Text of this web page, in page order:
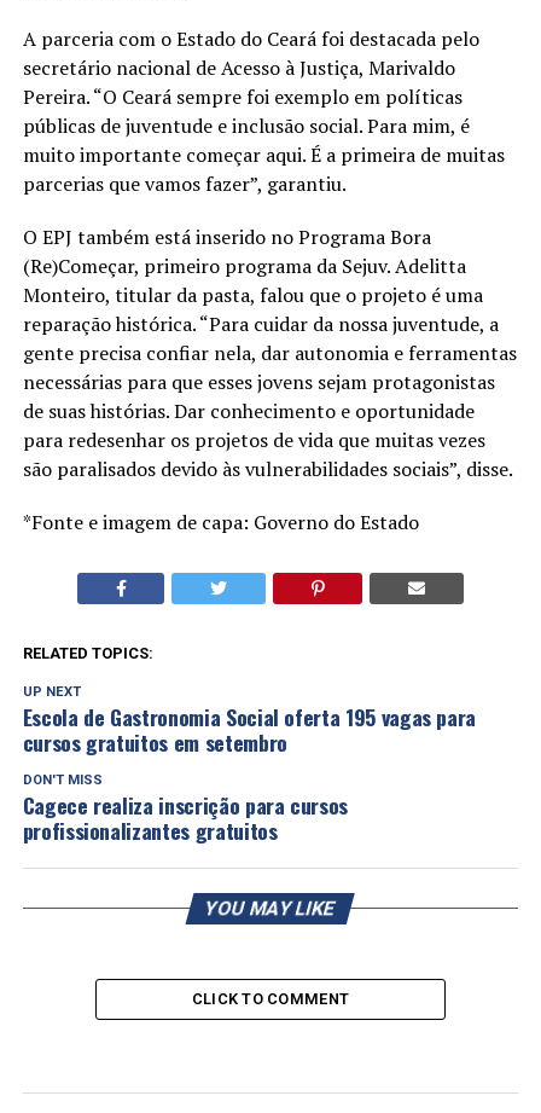
A parceria com o Estado do Ceará foi destacada pelo
secretário nacional de Acesso à Justiça, Marivaldo
Pereira. “O Ceará sempre foi exemplo em políticas
públicas de juventude e inclusão social. Para mim, é
muito importante começar aqui. É a primeira de muitas
parcerias que vamos fazer”, garantiu.
O EPJ também está inserido no Programa Bora
(Re)Começar, primeiro programa da Sejuv. Adelitta
Monteiro, titular da pasta, falou que o projeto é uma
reparação histórica. “Para cuidar da nossa juventude, a
gente precisa confiar nela, dar autonomia e ferramentas
necessárias para que esses jovens sejam protagonistas
de suas histórias. Dar conhecimento e oportunidade
para redesenhar os projetos de vida que muitas vezes
são paralisados devido às vulnerabilidades sociais”, disse.
*Fonte e imagem de capa: Governo do Estado
RELATED TOPICS:
UP NEXT
Escola de Gastronomia Social oferta 195 vagas para
cursos gratuitos em setembro
DON'T MISS
Cagece realiza inscrição para cursos
profissionalizantes gratuitos
YOU MAY LIKE
CLICK TO COMMENT